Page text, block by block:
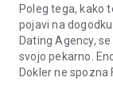
Poleg tega, kako
pojavi na
Dating Agency,
svojo pekarno.
Dokler ne spozna